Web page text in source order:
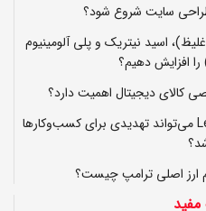
طراحی سایت شروع شود؟
اسید نیتریک و پلی آلومینیوم
را افزایش دهیم؟
کالای دیجیتال اهمیت دارد؟
چرا خرید SSL رایگان Let’s Encrypt می‌تواند تهدیدی برای کسب‌وکارها
ارز اصلی ترامپ چیست؟